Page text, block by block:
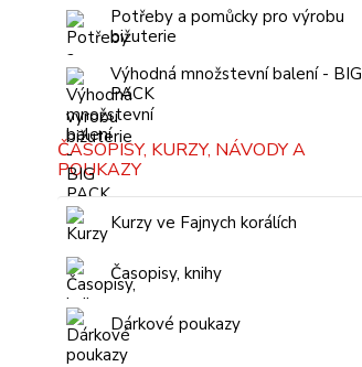
Potřeby a pomůcky pro výrobu
bižuterie
Výhodná množstevní balení - BIG
PACK
ČASOPISY, KURZY, NÁVODY A
POUKAZY
Kurzy ve Fajnych korálích
Časopisy, knihy
Dárkové poukazy